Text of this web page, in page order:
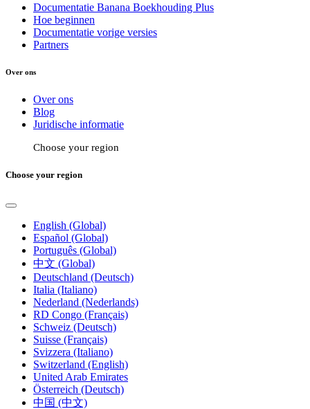
Documentatie Banana Boekhouding Plus
Hoe beginnen
Documentatie vorige versies
Partners
Over ons
Over ons
Blog
Juridische informatie
Choose your region
Choose your region
English (Global)
Español (Global)
Português (Global)
中文 (Global)
Deutschland (Deutsch)
Italia (Italiano)
Nederland (Nederlands)
RD Congo (Français)
Schweiz (Deutsch)
Suisse (Français)
Svizzera (Italiano)
Switzerland (English)
United Arab Emirates
Österreich (Deutsch)
中国 (中文)